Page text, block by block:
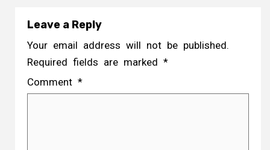
Leave a Reply
Your email address will not be published.
Required fields are marked *
Comment *